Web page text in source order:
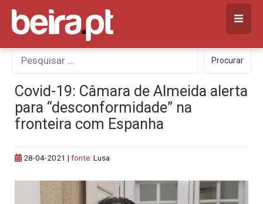
Skip
content
Procurar
por:
Procurar
Covid-19: Câmara de Almeida alerta
para “desconformidade” na
fronteira com Espanha
28-04-2021 | fonte: Lusa